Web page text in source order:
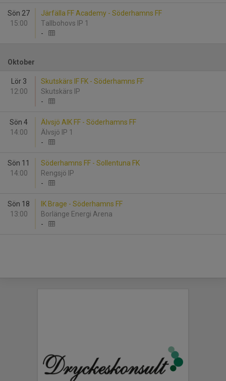
Sön 27
15:00
Järfälla FF Academy - Söderhamns FF
Tallbohovs IP 1
-
Oktober
Lör 3
12:00
Skutskärs IF FK - Söderhamns FF
Skutskärs IP
-
Sön 4
14:00
Älvsjö AIK FF - Söderhamns FF
Älvsjö IP 1
-
Sön 11
14:00
Söderhamns FF - Sollentuna FK
Rengsjö IP
-
Sön 18
13:00
IK Brage - Söderhamns FF
Borlänge Energi Arena
-